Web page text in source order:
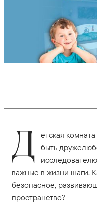
Д етская
быть
важные в жизни шаги.
безопасное,
пространство?